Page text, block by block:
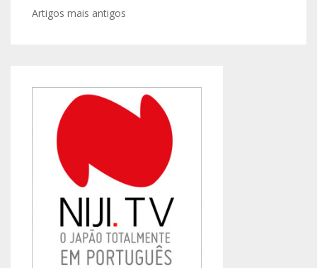
Navegação
Artigos mais antigos